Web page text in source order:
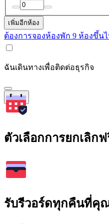
เพิ่มอีกห้อง
ต้องการจองห้องพัก 9 ห้องขึ้น
ฉันเดินทางเพื่อติดต่อธุรกิจ
ค้นหา
ตัวเลือกการยกเลิก
รับรีวอร์ดทุกคืนที่คุ